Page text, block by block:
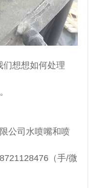
们想想如何处理
公司水喷嘴和喷
（手/微